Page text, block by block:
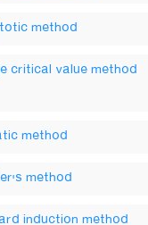
method
critical value method
method
method
induction method